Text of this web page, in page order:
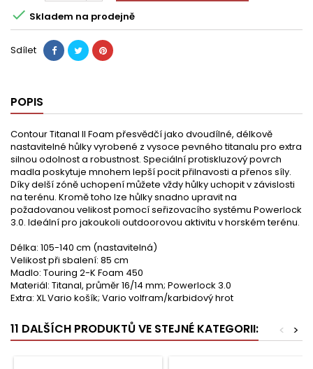
 Skladem na prodejně
Sdílet
POPIS
Contour Titanal II Foam přesvědčí jako dvoudílné, délkově
nastavitelné hůlky vyrobené z vysoce pevného titanalu pro extra
silnou odolnost a robustnost. Speciální protiskluzový povrch
madla poskytuje mnohem lepší pocit přilnavosti a přenos síly.
Díky delší zóně uchopení můžete vždy hůlky uchopit v závislosti
na terénu. Kromě toho lze hůlky snadno upravit na
požadovanou velikost pomocí seřizovacího systému Powerlock
3.0. Ideální pro jakoukoli outdoorovou aktivitu v horském terénu.
Délka: 105-140 cm (nastavitelná)
Velikost při sbalení: 85 cm
Madlo: Touring 2-K Foam 450
Materiál: Titanal, průměr 16/14 mm; Powerlock 3.0
Extra: XL Vario košík; Vario volfram/karbidový hrot
11 DALŠÍCH PRODUKTŮ VE STEJNÉ KATEGORII: >
<